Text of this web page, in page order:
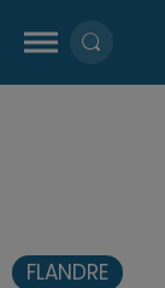
FLANDRE